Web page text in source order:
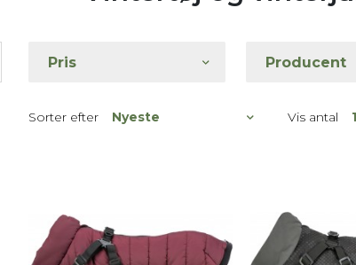
Pris Producent
Sorter efter Vis antal